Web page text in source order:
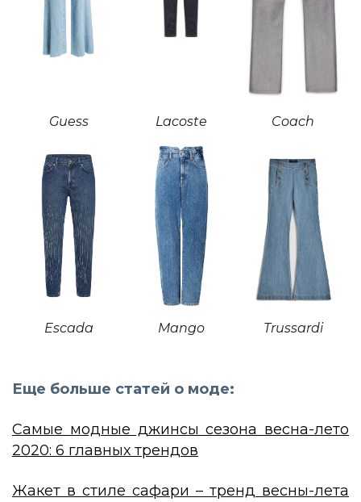
Guess Lacoste Coach
Escada Mango Trussardi
Еще больше статей о моде:
Самые модные джинсы сезона весна-лето
2020: 6 главных трендов
Жакет в стиле сафари – тренд весны-лета